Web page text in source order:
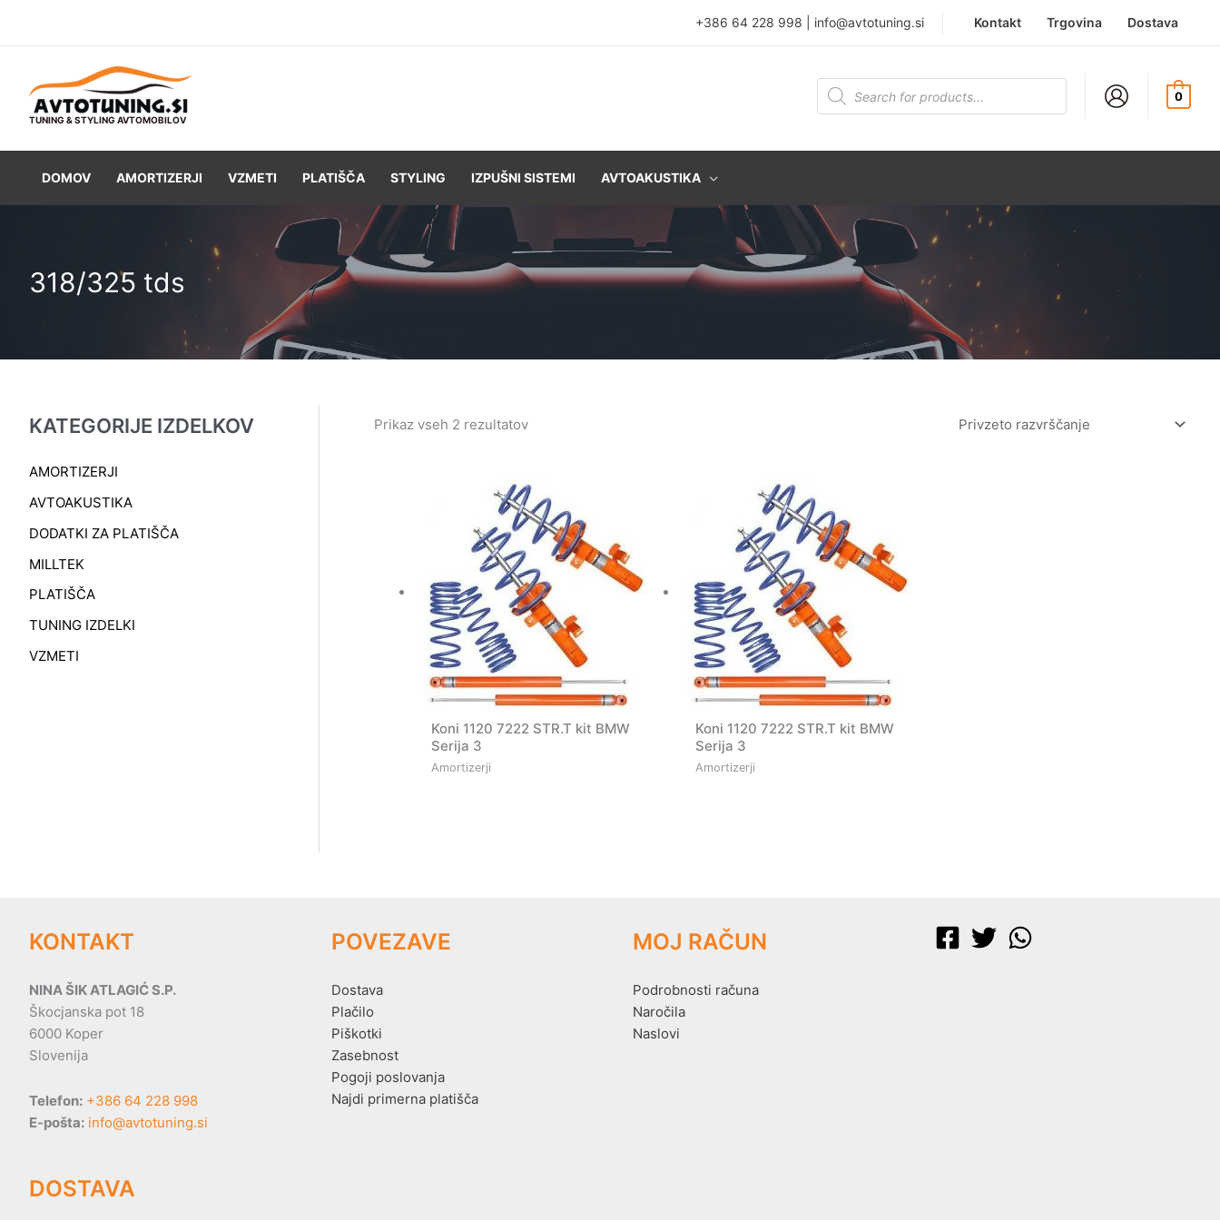
+386 64 228 998 info@avtotuning.si Kontakt Trgovina Dostava
TUNING & STYLING AVTOMOBILOV
Products
search 0
DOMOV AMORTIZERJI VZMETI PLATIŠČA STYLING IZPUŠNI SISTEMI AVTOAKUSTIKA
318/325 tds
KATEGORIJE IZDELKOV
AMORTIZERJI
AVTOAKUSTIKA
DODATKI ZA PLATIŠČA
MILLTEK
PLATIŠČA
TUNING IZDELKI
VZMETI
Prikaz vseh 2 rezultatov
Koni 1120 7222 STR.T kit BMW
Serija 3
Amortizerji
Koni 1120 7222 STR.T kit BMW
Serija 3
Amortizerji
KONTAKT
NINA ŠIK ATLAGIĆ S.P.
Škocjanska pot 18
6000 Koper
Slovenija
Telefon: +386 64 228 998
E-pošta: info@avtotuning.si
DOSTAVA
POVEZAVE
Dostava
Plačilo
Piškotki
Zasebnost
Pogoji poslovanja
Najdi primerna platišča
MOJ RAČUN
Podrobnosti računa
Naročila
Naslovi